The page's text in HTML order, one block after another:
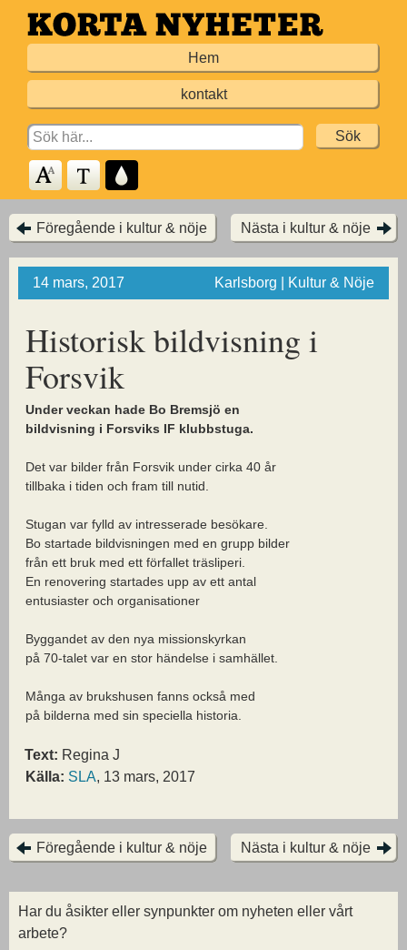
Hoppa
till
Hem
kontakt
Search
for:
Föregående i kultur & nöje Nästa i kultur & nöje
14 mars, 2017 Karlsborg | Kultur & Nöje
Historisk bildvisning i
Forsvik
Under veckan hade Bo Bremsjö en
bildvisning i Forsviks IF klubbstuga.
Det var bilder från Forsvik under cirka 40 år
tillbaka i tiden och fram till nutid.
Stugan var fylld av intresserade besökare.
Bo startade bildvisningen med en grupp bilder
från ett bruk med ett förfallet träsliperi.
En renovering startades upp av ett antal
entusiaster och organisationer
Byggandet av den nya missionskyrkan
på 70-talet var en stor händelse i samhället.
Många av brukshusen fanns också med
på bilderna med sin speciella historia.
Text: Regina J
Källa: SLA, 13 mars, 2017
Föregående i kultur & nöje Nästa i kultur & nöje
Har du åsikter eller synpunkter om nyheten eller vårt
arbete?